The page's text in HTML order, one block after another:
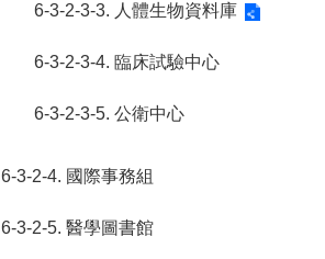
6-3-2-3-3. 人體生物資料庫
6-3-2-3-4. 臨床試驗中心
6-3-2-3-5. 公衛中心
6-3-2-4. 國際事務組
6-3-2-5. 醫學圖書館